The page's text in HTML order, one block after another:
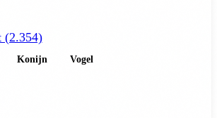
(2.354)
Konijn Vogel